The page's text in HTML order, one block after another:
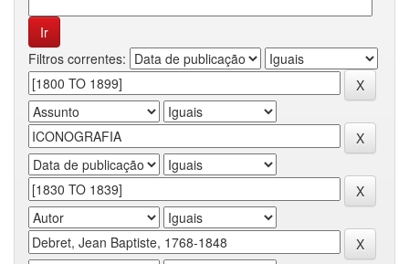
Filtros correntes: